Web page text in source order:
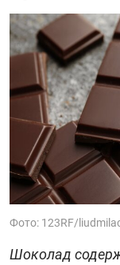
Фото: 123RF/
Шоколад